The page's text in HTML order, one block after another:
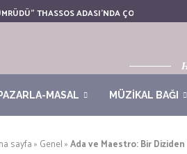
THASSOS ADASI’NDA ÇOCUKLA BIR
PAZARLA-MASAL MÜZİKAL BAĞI
sayfa» Genel»Ada ve Maestro: Bir Diziden